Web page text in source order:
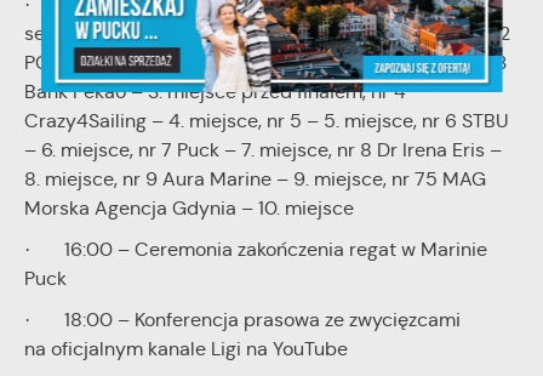
sekwencja startowa: jacht nr 1 Nissan – lider regat, nr 2
PGE Polska Grupa Energetyczna – wicelider regat, nr 3
Bank Pekao – 3. miejsce przed finałem, nr 4
Crazy4Sailing – 4. miejsce, nr 5 – 5. miejsce, nr 6 STBU
– 6. miejsce, nr 7 Puck – 7. miejsce, nr 8 Dr Irena Eris –
8. miejsce, nr 9 Aura Marine – 9. miejsce, nr 75 MAG
Morska Agencja Gdynia – 10. miejsce
· 16:00 – Ceremonia zakończenia regat w Marinie
Puck
· 18:00 – Konferencja prasowa ze zwycięzcami
na oficjalnym kanale Ligi na YouTube